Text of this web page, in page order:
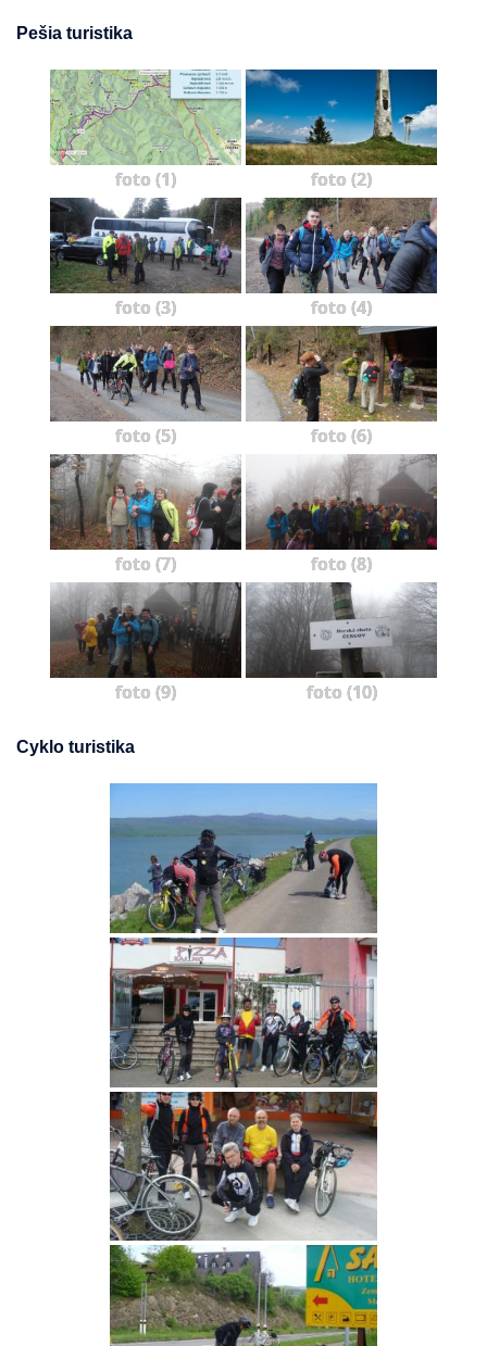
Pešia turistika
foto (1) foto (2)
foto (3) foto (4)
foto (5) foto (6)
foto (7) foto (8)
foto (9) foto (10)
Cyklo turistika